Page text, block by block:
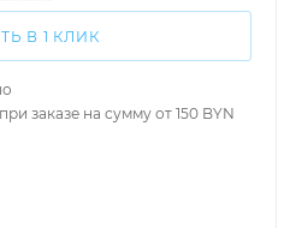
В 1 КЛИК
заказе на сумму от 150 BYN